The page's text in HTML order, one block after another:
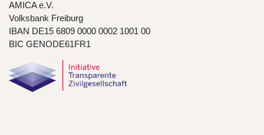
AMICA e.V.
Volksbank Freiburg
IBAN DE15 6809 0000 0002 1001 00
BIC GENODE61FR1